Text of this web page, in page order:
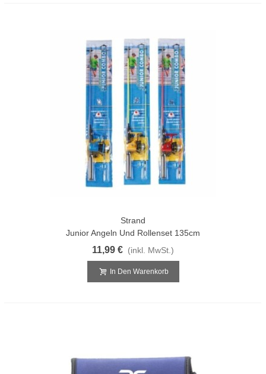
Strand
Junior Angeln Und Rollenset 135cm
11,99 € (inkl. MwSt.)
In Den Warenkorb